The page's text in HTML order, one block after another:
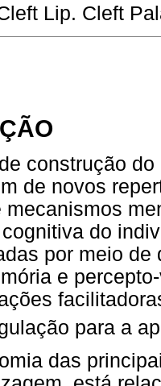
Lip. Cleft
construção
de novos
mecanismos
do
por meio
e
para a
das